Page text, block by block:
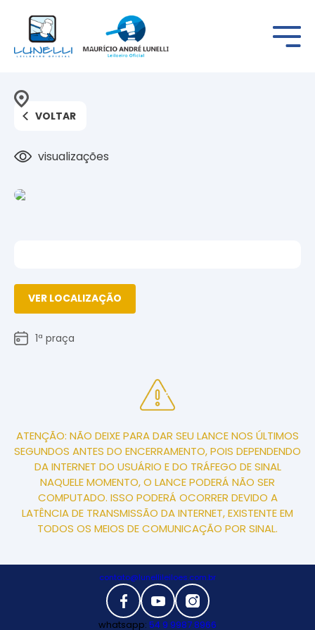
VOLTAR
visualizações
VER LOCALIZAÇÃO
1ª praça
ATENÇÃO: NÃO DEIXE PARA DAR SEU LANCE NOS ÚLTIMOS
SEGUNDOS ANTES DO ENCERRAMENTO, POIS DEPENDENDO
DA INTERNET DO USUÁRIO E DO TRÁFEGO DE SINAL
NAQUELE MOMENTO, O LANCE PODERÁ NÃO SER
COMPUTADO. ISSO PODERÁ OCORRER DEVIDO A
LATÊNCIA DE TRANSMISSÃO DA INTERNET, EXISTENTE EM
TODOS OS MEIOS DE COMUNICAÇÃO POR SINAL.
contato@lunellileiloes.com.br
whatsapp: 54 9 9987.8966